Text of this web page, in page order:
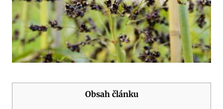
Obsah článku